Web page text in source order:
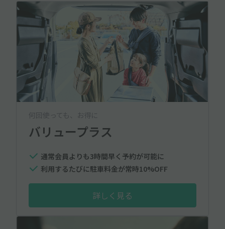
何回使っても、お得に
バリュープラス
通常会員よりも3時間早く予約が可能に
利用するたびに駐車料金が常時10%OFF
詳しく見る